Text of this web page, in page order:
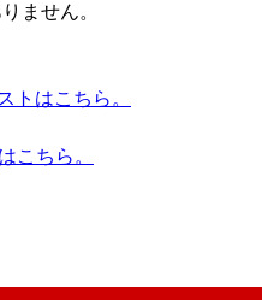
ません。
トはこちら。
こちら。